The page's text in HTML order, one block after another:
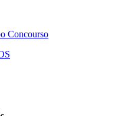
Concourso